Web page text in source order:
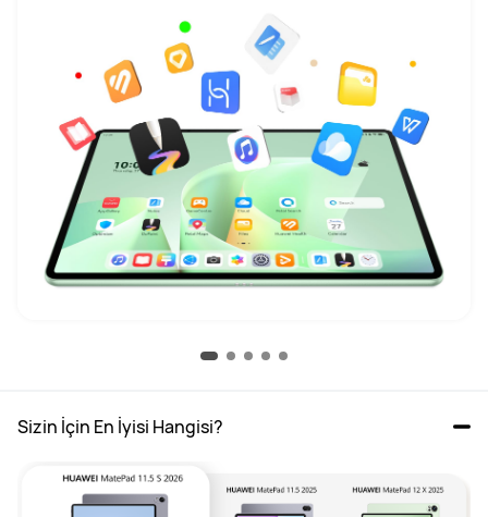
Sizin İçin En İyisi Hangisi?